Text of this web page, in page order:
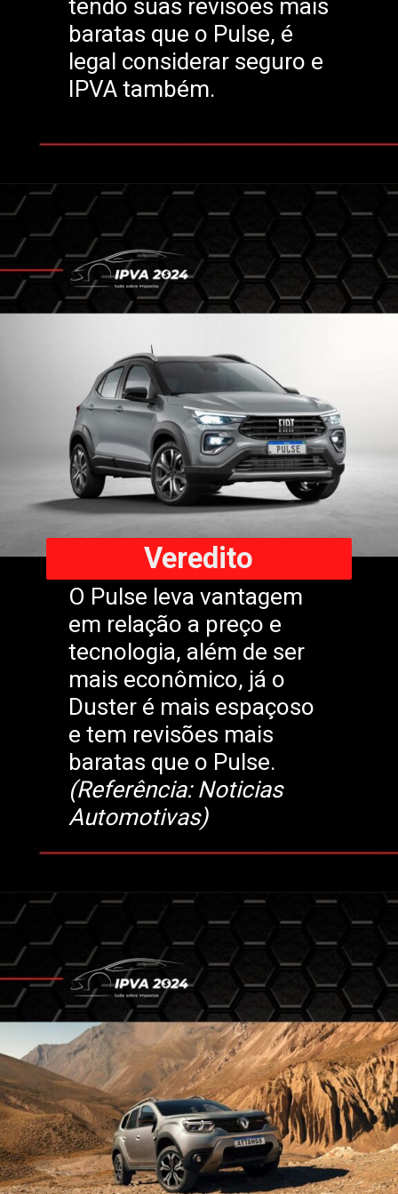
tendo suas revisões mais
baratas que o Pulse, é
legal considerar seguro e
IPVA também.
O Pulse leva vantagem
em relação a preço e
tecnologia, além de ser
mais econômico, já o
Duster é mais espaçoso
e tem revisões mais
baratas que o Pulse.
(Referência: Noticias
Automotivas)
Veredito